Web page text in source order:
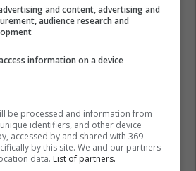
and content, advertising and
audience research and
information on a device
be processed and information from
identifiers, and other device
accessed by and shared with 369
by this site. We and our partners
data. List of partners.